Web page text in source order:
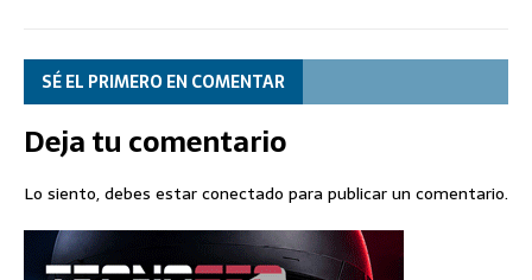
SÉ EL PRIMERO EN COMENTAR
Deja tu comentario
Lo siento, debes estarconectado para publicar un comentario.